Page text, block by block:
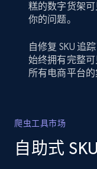
糕的数字货架
你的问题。
自修复 SKU 追
始终拥有完整
所有电商平台的
爬虫工具市场
自助式